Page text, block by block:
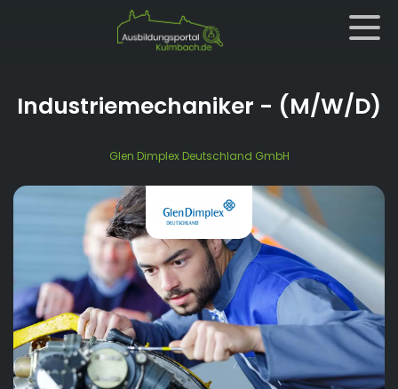
Industriemechaniker - (M/W/D)
Glen Dimplex Deutschland GmbH